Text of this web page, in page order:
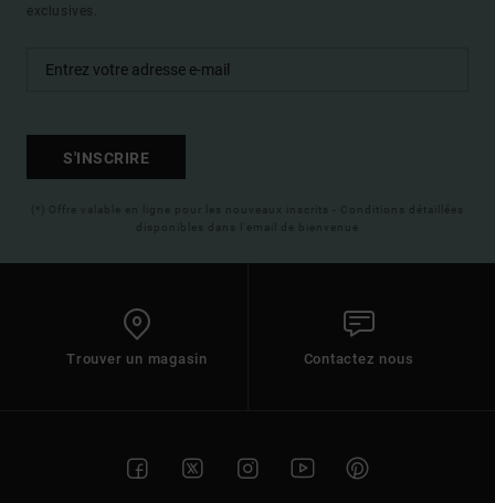
exclusives.
S'INSCRIRE
(*) Offre valable en ligne pour les nouveaux inscrits - Conditions détaillées
disponibles dans l'email de bienvenue
Trouver un magasin Contactez nous